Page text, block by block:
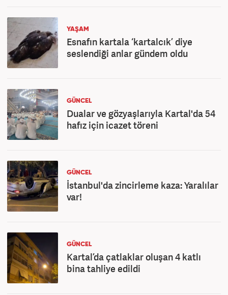
YAŞAM
Esnafın kartala ‘kartalcık’ diye
seslendiği anlar gündem oldu
GÜNCEL
Dualar ve gözyaşlarıyla Kartal'da 54
hafız için icazet töreni
GÜNCEL
İstanbul'da zincirleme kaza: Yaralılar
var!
GÜNCEL
Kartal’da çatlaklar oluşan 4 katlı
bina tahliye edildi